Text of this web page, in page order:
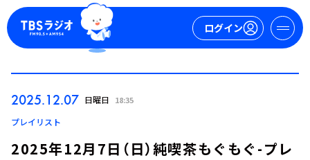
ログイン
2025.12.07 日曜日 18:35
プレイリスト
2025年12月7日（日）純喫茶もぐもぐ-プレ